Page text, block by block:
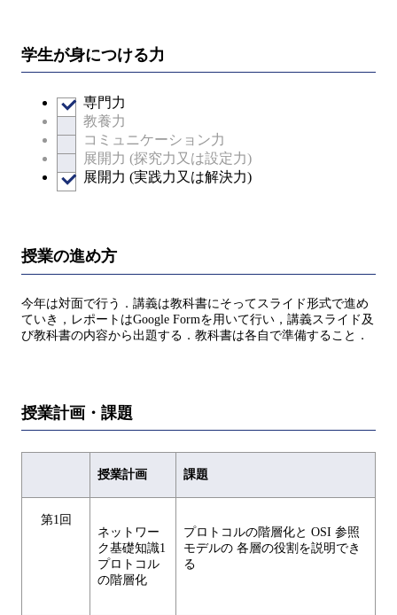
学生が身につける力
専門力
教養力
コミュニケーション力
展開力 (探究力又は設定力)
展開力 (実践力又は解決力)
授業の進め方
今年は対面で行う．講義は教科書にそってスライド形式で進め
ていき，レポートはGoogle Formを用いて行い，講義スライド及
び教科書の内容から出題する．教科書は各自で準備すること．
授業計画・課題
授業計画 課題
第1回
ネットワー
ク基礎知識1
プロトコル
の階層化
プロトコルの階層化と OSI 参照
モデルの 各層の役割を説明でき
る